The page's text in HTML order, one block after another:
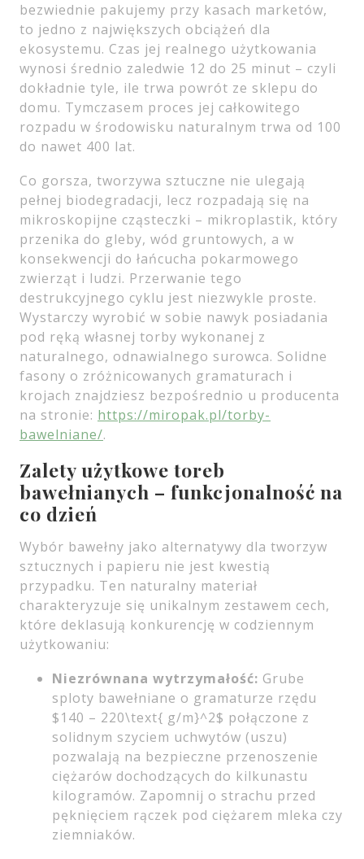
bezwiednie pakujemy przy kasach marketów,
to jedno z największych obciążeń dla
ekosystemu. Czas jej realnego użytkowania
wynosi średnio zaledwie 12 do 25 minut – czyli
dokładnie tyle, ile trwa powrót ze sklepu do
domu. Tymczasem proces jej całkowitego
rozpadu w środowisku naturalnym trwa od 100
do nawet 400 lat.
Co gorsza, tworzywa sztuczne nie ulegają
pełnej biodegradacji, lecz rozpadają się na
mikroskopijne cząsteczki – mikroplastik, który
przenika do gleby, wód gruntowych, a w
konsekwencji do łańcucha pokarmowego
zwierząt i ludzi. Przerwanie tego
destrukcyjnego cyklu jest niezwykle proste.
Wystarczy wyrobić w sobie nawyk posiadania
pod ręką własnej torby wykonanej z
naturalnego, odnawialnego surowca. Solidne
fasony o zróżnicowanych gramaturach i
krojach znajdziesz bezpośrednio u producenta
na stronie: https://miropak.pl/torby-
bawelniane/.
Zalety użytkowe toreb
bawełnianych – funkcjonalność na
co dzień
Wybór bawełny jako alternatywy dla tworzyw
sztucznych i papieru nie jest kwestią
przypadku. Ten naturalny materiał
charakteryzuje się unikalnym zestawem cech,
które deklasują konkurencję w codziennym
użytkowaniu:
Niezrównana wytrzymałość: Grube
sploty bawełniane o gramaturze rzędu
$140 – 220\text{ g/m}^2$ połączone z
solidnym szyciem uchwytów (uszu)
pozwalają na bezpieczne przenoszenie
ciężarów dochodzących do kilkunastu
kilogramów. Zapomnij o strachu przed
pęknięciem rączek pod ciężarem mleka czy
ziemniaków.